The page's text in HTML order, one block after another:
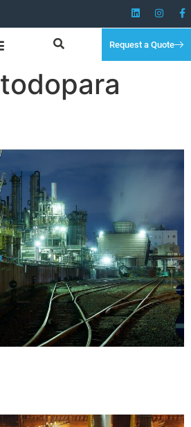
Request a Quote
todopara